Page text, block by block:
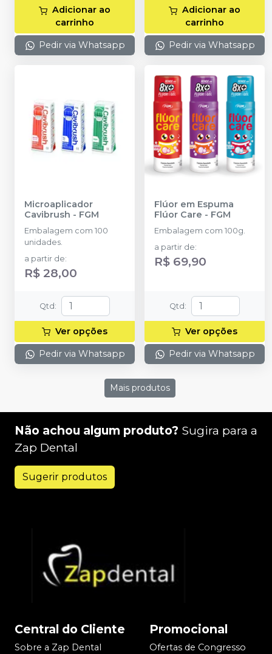
Adicionar ao
carrinho
Pedir via Whatsapp
Adicionar ao
carrinho
Pedir via Whatsapp
Microaplicador
Cavibrush - FGM
Embalagem com 100
unidades.
a partir de:
R$ 28,00
Qtd :
Ver opções
Pedir via Whatsapp
Flúor em Espuma
Flúor Care - FGM
Embalagem com 100g.
a partir de:
R$ 69,90
Qtd :
Ver opções
Pedir via Whatsapp
Mais produtos
Não achou algum produto? Sugira para a
Zap Dental
Sugerir produtos
Central do Cliente
Sobre a Zap Dental
Promocional
Ofertas de Congresso